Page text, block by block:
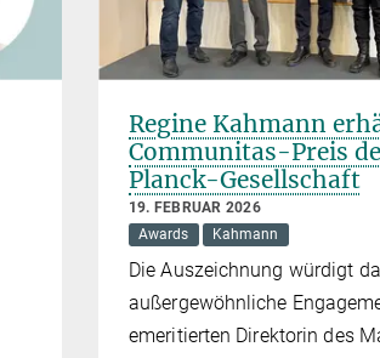
Regine Kahmann
Communitas-Preis
Planck-Gesellschaft
19. FEBRUAR 2026
Awards
Kahmann
Die Auszeichnung würdigt
außergewöhnliche
emeritierten Direktorin des